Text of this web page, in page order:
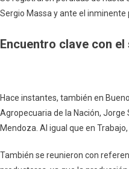
Sergio Massa y ante el
Encuentro clave con
Hace instantes, también en
Agropecuaria de la Nación,
Mendoza. Al igual que en
También se reunieron con